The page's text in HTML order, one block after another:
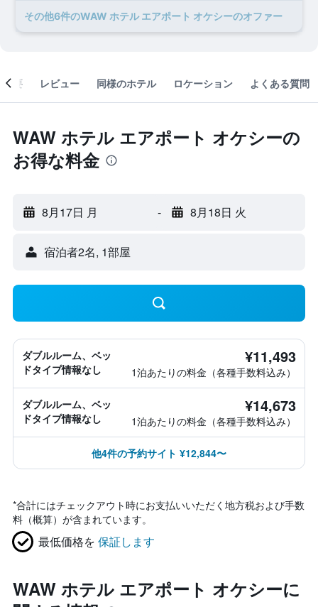
​その他6​件のWAW ホテル エアポート オケシーのオファー
概要 レビュー 同様のホテル ロケーション よくある質問
WAW ホテル エアポート オケシーの
お得な料金
8月17日 月 - 8月18日 火
宿泊者2名, 1​部屋
ダブルルーム、ベッ
ドタイプ情報なし
¥11,493
1泊あたりの料金（各種手数料込み）
ダブルルーム、ベッ
ドタイプ情報なし
¥14,673
1泊あたりの料金（各種手数料込み）
他4件の予約サイト ¥12,844〜
*合計にはチェックアウト時にお支払いいただく地方税および手数
料（概算）が含まれています。
最低価格を 保証します
WAW ホテル エアポート オケシーに